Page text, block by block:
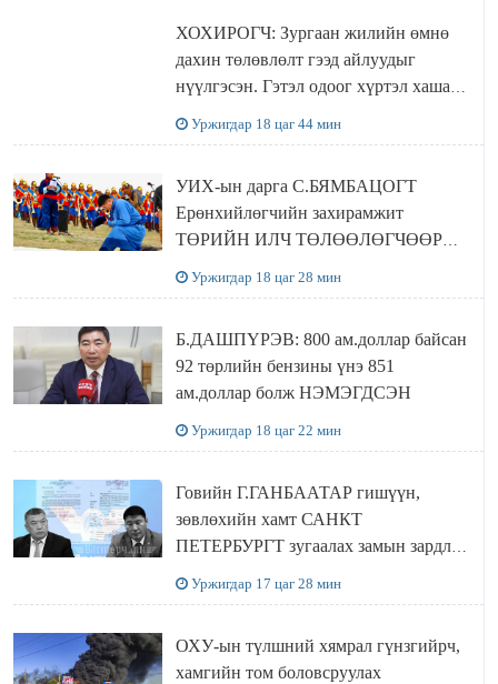
ХОХИРОГЧ: Зургаан жилийн өмнө
дахин төлөвлөлт гээд айлуудыг
нүүлгэсэн. Гэтэл одоог хүртэл хашаа
байшин ч байхгүй, орон сууц ч
байхгүй хаана амьдрахаа мэдэхгүй явж
Уржигдар 18 цаг 44 мин
УИХ-ын дарга С.БЯМБАЦОГТ
Ерөнхийлөгчийн захирамжит
ТӨРИЙН ИЛЧ ТӨЛӨӨЛӨГЧӨӨР
Сутай хайрханы тахилгад оролцжээ
Уржигдар 18 цаг 28 мин
Б.ДАШПҮРЭВ: 800 ам.доллар байсан
92 төрлийн бензины үнэ 851
ам.доллар болж НЭМЭГДСЭН
Уржигдар 18 цаг 22 мин
Говийн Г.ГАНБААТАР гишүүн,
зөвлөхийн хамт САНКТ
ПЕТЕРБУРГТ зугаалах замын зардлаа
“ИНҮТ” ТӨХХК даажээ
Уржигдар 17 цаг 28 мин
ОХУ-ын түлшний хямрал гүнзгийрч,
хамгийн том боловсруулах